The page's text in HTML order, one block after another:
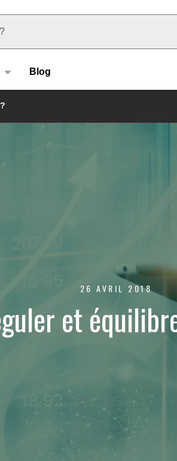
Blog
26 AVRIL 2018
et